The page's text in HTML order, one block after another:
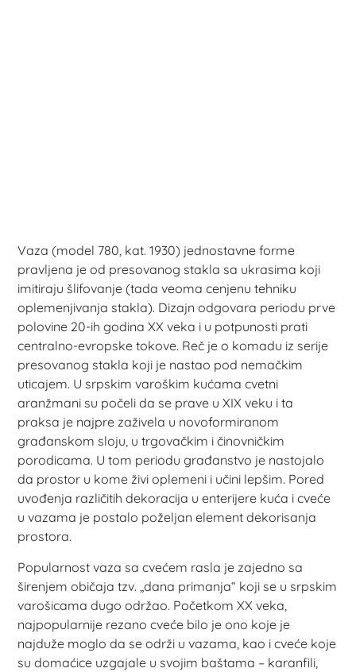
Vaza (model 780, kat. 1930) jednostavne forme
pravljena je od presovanog stakla sa ukrasima koji
imitiraju šlifovanje (tada veoma cenjenu tehniku
oplemenjivanja stakla). Dizajn odgovara periodu prve
polovine 20-ih godina XX veka i u potpunosti prati
centralno-evropske tokove. Reč je o komadu iz serije
presovanog stakla koji je nastao pod nemačkim
uticajem. U srpskim varoškim kućama cvetni
aranžmani su počeli da se prave u XIX veku i ta
praksa je najpre zaživela u novoformiranom
građanskom sloju, u trgovačkim i činovničkim
porodicama. U tom periodu građanstvo je nastojalo
da prostor u kome živi oplemeni i učini lepšim. Pored
uvođenja različitih dekoracija u enterijere kuća i cveće
u vazama je postalo poželjan element dekorisanja
prostora.
Popularnost vaza sa cvećem rasla je zajedno sa
širenjem običaja tzv. „dana primanja“ koji se u srpskim
varošicama dugo održao. Početkom XX veka,
najpopularnije rezano cveće bilo je ono koje je
najduže moglo da se održi u vazama, kao i cveće koje
su domaćice uzgajale u svojim baštama – karanfili,